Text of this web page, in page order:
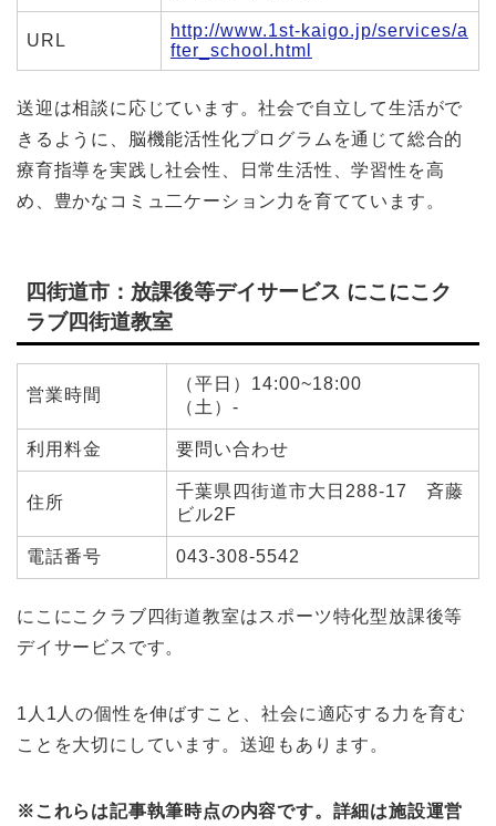
URL
http://www.1st-kaigo.jp/services/a
fter_school.html
送迎は相談に応じています。社会で自立して生活がで
きるように、脳機能活性化プログラムを通じて総合的
療育指導を実践し社会性、日常生活性、学習性を高
め、豊かなコミュ二ケーション力を育てています。
四街道市：放課後等デイサービス にこにこク
ラブ四街道教室
営業時間
（平日）14:00~18:00
（土）-
利用料金 要問い合わせ
住所
千葉県四街道市大日288-17 斉藤
ビル2F
電話番号 043-308-5542
にこにこクラブ四街道教室はスポーツ特化型放課後等
デイサービスです。
1人1人の個性を伸ばすこと、社会に適応する力を育む
ことを大切にしています。送迎もあります。
※これらは記事執筆時点の内容です。詳細は施設運営